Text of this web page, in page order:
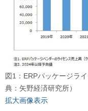
図1：ERPパッケージラ
典：矢野経済研究所）
拡大画像表示